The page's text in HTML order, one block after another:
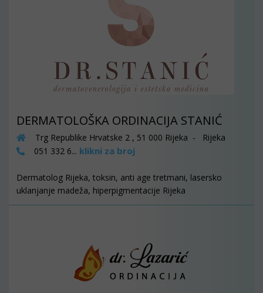
DERMATOLOŠKA ORDINACIJA STANIĆ
Trg Republike Hrvatske 2 , 51 000 Rijeka - Rijeka
051 332 6... klikni za broj
Dermatolog Rijeka, toksin, anti age tretmani, lasersko
uklanjanje madeža, hiperpigmentacije Rijeka